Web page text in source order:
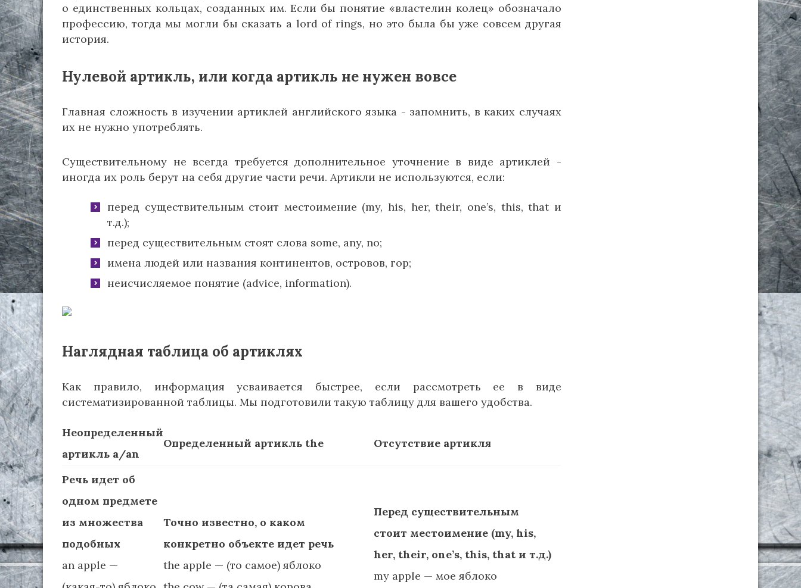
о единственных кольцах, созданных им. Если бы понятие «властелин колец» обозначало
профессию, тогда мы могли бы сказать a lord of rings, но это была бы уже совсем другая
история.
Нулевой артикль, или когда артикль не нужен вовсе
Главная сложность в изучении артиклей английского языка - запомнить, в каких случаях
их не нужно употреблять.
Существительному не всегда требуется дополнительное уточнение в виде артиклей -
иногда их роль берут на себя другие части речи. Артикли не используются, если:
перед существительным стоит местоимение (my, his, her, their, one’s, this, that и
т.д.);
перед существительным стоят слова some, any, no;
имена людей или названия континентов, островов, гор;
неисчисляемое понятие (advice, information).
Наглядная таблица об артиклях
Как правило, информация усваивается быстрее, если рассмотреть ее в виде
систематизированной таблицы. Мы подготовили такую таблицу для вашего удобства.
Неопределенный
артикль a/an
Определенный артикль the Отсутствие артикля
Речь идет об
одном предмете
из множества
подобных
an apple —
Точно известно, о каком
конкретно объекте идет речь
the apple — (то самое) яблоко
Перед существительным
стоит местоимение (my, his,
her, their, one’s, this, that и т.д.)
my apple — мое яблоко